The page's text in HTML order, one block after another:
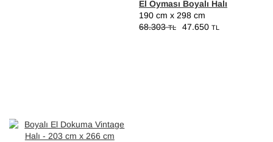
El Oyması Boyalı Halı
190 cm x 298 cm
68.303TL 47.650 TL